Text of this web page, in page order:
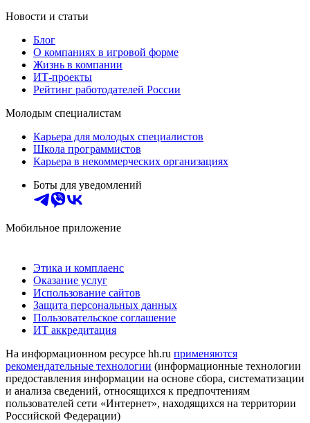
Новости и статьи
Блог
О компаниях в игровой форме
Жизнь в компании
ИТ-проекты
Рейтинг работодателей России
Молодым специалистам
Карьера для молодых специалистов
Школа программистов
Карьера в некоммерческих организациях
Боты для уведомлений
Мобильное приложение
Этика и комплаенс
Оказание услуг
Использование сайтов
Защита персональных данных
Пользовательское соглашение
ИТ аккредитация
На информационном ресурсе hh.ru применяются
рекомендательные технологии (информационные технологии
предоставления информации на основе сбора, систематизации
и анализа сведений, относящихся к предпочтениям
пользователей сети «Интернет», находящихся на территории
Российской Федерации)